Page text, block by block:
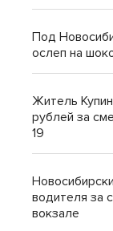
Под
ослеп на
Житель
рублей за
19
водителя за
вокзале